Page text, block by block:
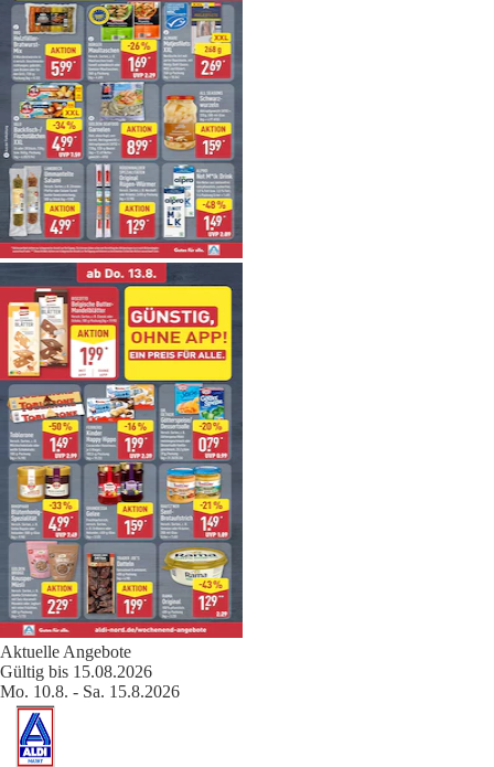
Aktuelle Angebote
Gültig bis 15.08.2026
Mo. 10.8. - Sa. 15.8.2026